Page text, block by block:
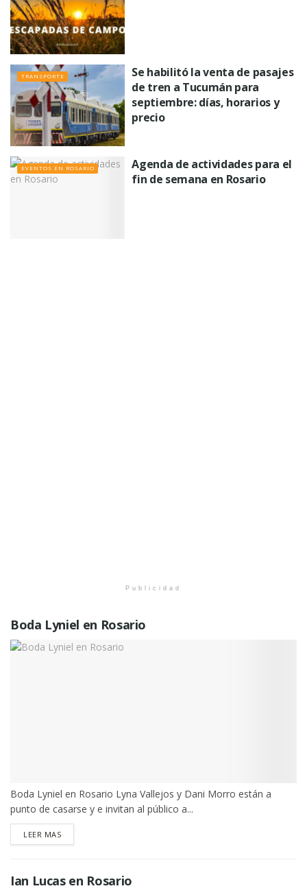
TRANSPORTE
Se habilitó la venta de pasajes
de tren a Tucumán para
septiembre: días, horarios y
precio
EVENTOS EN ROSARIO
Agenda de actividades para el
fin de semana en Rosario
Publicidad
Boda Lyniel en Rosario
Boda Lyniel en Rosario Lyna Vallejos y Dani Morro están a
punto de casarse y e invitan al público a...
LEER MASDETAILS
Ian Lucas en Rosario